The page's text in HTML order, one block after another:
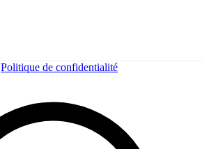
Politique de confidentialité